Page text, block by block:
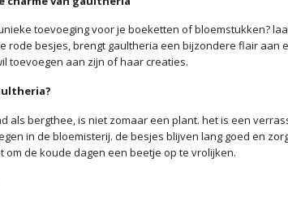
toevoeging voor je boeketten of bloemstukken?
rode besjes, brengt gaultheria een bijzondere flair
toevoegen aan zijn of haar creaties.
als bergthee, is niet zomaar een plant. het is een
in de bloemisterij. de besjes blijven lang goed en
om de koude dagen een beetje op te vrolijken.